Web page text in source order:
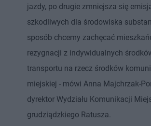
jazdy, po drugie zmniejsza się
szkodliwych dla środowiska
sposób chcemy zachęcać
rezygnacji z indywidualnych
transportu na rzecz środków
miejskiej - mówi Anna Majchrzak-
dyrektor Wydziału Komunikacji
grudziądzkiego Ratusza.